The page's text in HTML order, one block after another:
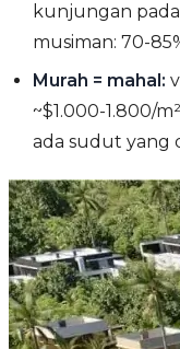
kunjungan
musiman: 70-
Murah = mahal:
~$1.000-1.800/
ada sudut yang